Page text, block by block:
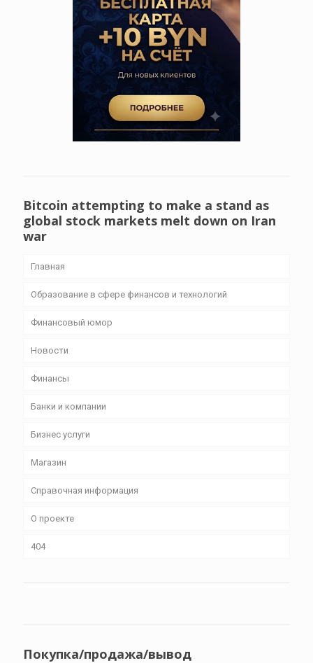
Bitcoin attempting to make a stand as
global stock markets melt down on Iran
war
Главная
Образование в сфере финансов и технологий
Финансовый юмор
Новости
Финансы
Банки и компании
Бизнес уcлуги
Магазин
Справочная информация
О проекте
404
Покупка/продажа/вывод